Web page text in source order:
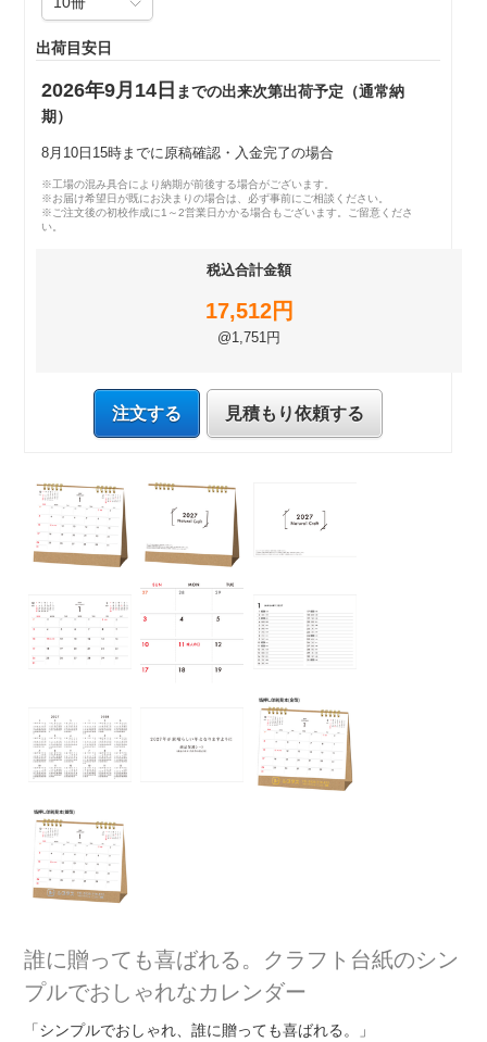
出荷目安日
2026年9月14日 までの出来次第出荷予定（通常納
期）
8月10日15時までに原稿確認・入金完了の場合
※工場の混み具合により納期が前後する場合がございます。
※お届け希望日が既にお決まりの場合は、必ず事前にご相談ください。
※ご注文後の初校作成に1～2営業日かかる場合もございます。ご留意くださ
い。
税込合計金額
17,512円
@1,751円
注文する 見積もり依頼する
誰に贈っても喜ばれる。クラフト台紙のシン
プルでおしゃれなカレンダー
「シンプルでおしゃれ、誰に贈っても喜ばれる。」